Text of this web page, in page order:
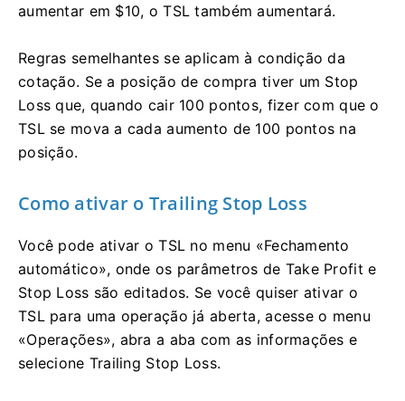
aumentar em $10, o TSL também aumentará.
Regras semelhantes se aplicam à condição da
cotação. Se a posição de compra tiver um Stop
Loss que, quando cair 100 pontos, fizer com que o
TSL se mova a cada aumento de 100 pontos na
posição.
Como ativar o Trailing Stop Loss
Você pode ativar o TSL no menu «Fechamento
automático», onde os parâmetros de Take Profit e
Stop Loss são editados. Se você quiser ativar o
TSL para uma operação já aberta, acesse o menu
«Operações», abra a aba com as informações e
selecione Trailing Stop Loss.